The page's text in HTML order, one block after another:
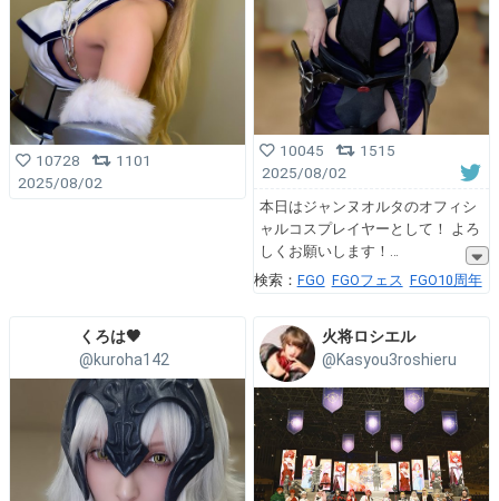
10728
1101
2025/08/02
10045
1515
2025/08/02
本日はジャンヌオルタのオフィシ
ャルコスプレイヤーとして！ よろ
しくお願いします！
検索： FGO FGOフェス FGO10周年
くろは🖤
@kuroha142
火将ロシエル
@Kasyou3roshieru